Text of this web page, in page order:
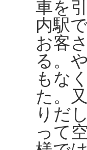
車を
内駅
お客
る。
もな
た。
りだ
って